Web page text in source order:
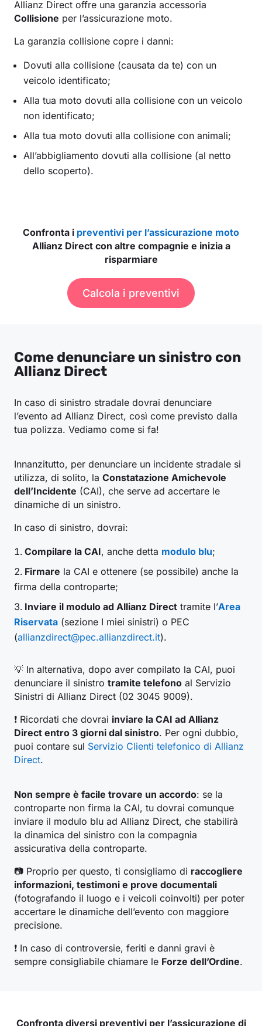
Allianz Direct offre una garanzia accessoria
Collisione per l’assicurazione moto.
La garanzia collisione copre i danni:
Dovuti alla collisione (causata da te) con un
veicolo identificato;
Alla tua moto dovuti alla collisione con un veicolo
non identificato;
Alla tua moto dovuti alla collisione con animali;
All’abbigliamento dovuti alla collisione (al netto
dello scoperto).
Confronta i preventivi per l’assicurazione moto
Allianz Direct con altre compagnie e inizia a
risparmiare
Calcola i preventivi
Come denunciare un sinistro con
Allianz Direct
In caso di sinistro stradale dovrai denunciare
l’evento ad Allianz Direct, così come previsto dalla
tua polizza. Vediamo come si fa!
Innanzitutto, per denunciare un incidente stradale si
utilizza, di solito, la Constatazione Amichevole
dell’Incidente (CAI), che serve ad accertare le
dinamiche di un sinistro.
In caso di sinistro, dovrai:
Compilare la CAI, anche detta modulo blu;
Firmare la CAI e ottenere (se possibile) anche la
firma della controparte;
Inviare il modulo ad Allianz Direct tramite l’Area
Riservata (sezione I miei sinistri) o PEC
(allianzdirect@pec.allianzdirect.it).
💡 In alternativa, dopo aver compilato la CAI, puoi
denunciare il sinistro tramite telefono al Servizio
Sinistri di Allianz Direct (02 3045 9009).
❗️ Ricordati che dovrai inviare la CAI ad Allianz
Direct entro 3 giorni dal sinistro. Per ogni dubbio,
puoi contare sul Servizio Clienti telefonico di Allianz
Direct.
Non sempre è facile trovare un accordo: se la
controparte non firma la CAI, tu dovrai comunque
inviare il modulo blu ad Allianz Direct, che stabilirà
la dinamica del sinistro con la compagnia
assicurativa della controparte.
📷 Proprio per questo, ti consigliamo di raccogliere
informazioni, testimoni e prove documentali
(fotografando il luogo e i veicoli coinvolti) per poter
accertare le dinamiche dell’evento con maggiore
precisione.
❗ In caso di controversie, feriti e danni gravi è
sempre consigliabile chiamare le Forze dell’Ordine.
Confronta diversi preventivi per l’assicurazione di